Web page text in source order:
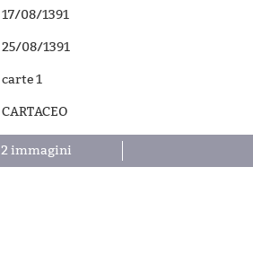
17/08/1391
25/08/1391
carte 1
CARTACEO
2 immagini